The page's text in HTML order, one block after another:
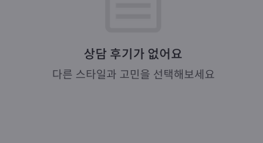
상담 후기가 없어요
다른 스타일과 고민을 선택해보세요